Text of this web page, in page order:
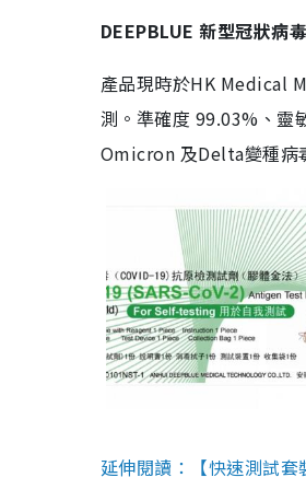
DEEPBLUE 新型冠狀病
產品現時於HK Medical
測。準確度 99.03%、靈
Omicron 及Delta變種病
延伸閱讀：【快速測試